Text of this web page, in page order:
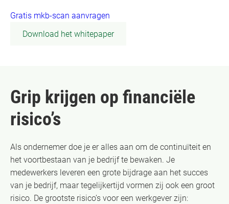
Gratis mkb-scan aanvragen
Download het whitepaper
Grip krijgen op financiële
risico’s
Als ondernemer doe je er alles aan om de continuïteit en
het voortbestaan van je bedrijf te bewaken. Je
medewerkers leveren een grote bijdrage aan het succes
van je bedrijf, maar tegelijkertijd vormen zij ook een groot
risico. De grootste risico’s voor een werkgever zijn: